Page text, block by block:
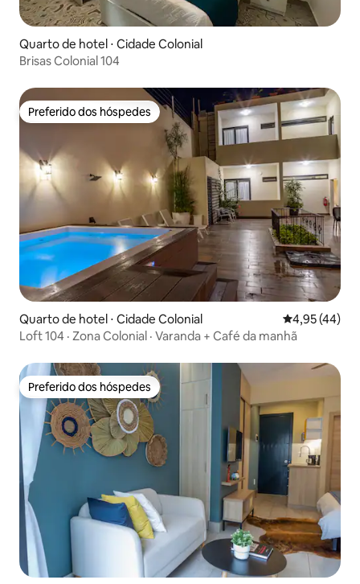
Quarto de hotel ⋅ Cidade Colonial
Brisas Colonial 104
Preferido dos hóspedes
Preferido dos hóspedes
Quarto de hotel ⋅ Cidade Colonial 4,95 de uma
4,95 (44)
Loft 104 · Zona Colonial · Varanda + Café da manhã
Preferido dos hóspedes
Preferido dos hóspedes